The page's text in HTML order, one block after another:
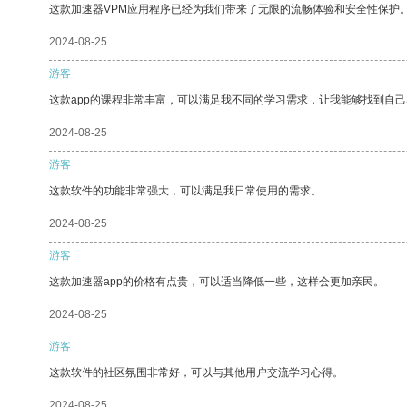
这款加速器VPM应用程序已经为我们带来了无限的流畅体验和安全性保护。
2024-08-25
游客
这款app的课程非常丰富，可以满足我不同的学习需求，让我能够找到自己
2024-08-25
游客
这款软件的功能非常强大，可以满足我日常使用的需求。
2024-08-25
游客
这款加速器app的价格有点贵，可以适当降低一些，这样会更加亲民。
2024-08-25
游客
这款软件的社区氛围非常好，可以与其他用户交流学习心得。